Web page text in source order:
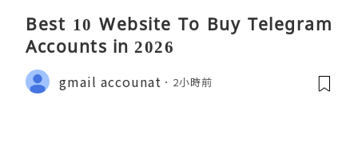
Best 10 Website To Buy Telegram
Accounts in 2026
gmail accounat 2小時前